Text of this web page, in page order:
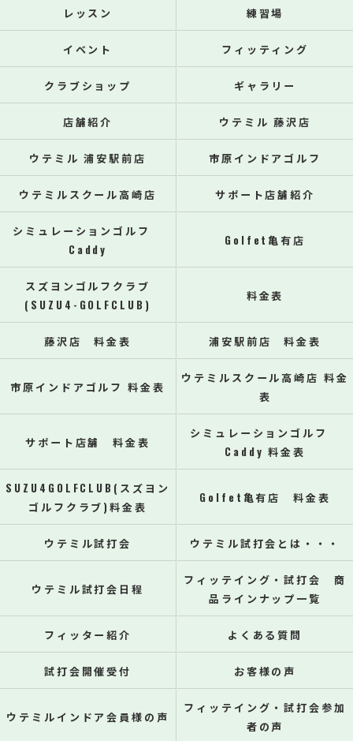
レッスン 練習場
イベント フィッティング
クラブショップ ギャラリー
店舗紹介 ウテミル 藤沢店
ウテミル 浦安駅前店 市原インドアゴルフ
ウテミルスクール高崎店 サポート店舗紹介
シミュレーションゴルフ
Caddy
Golfet亀有店
スズヨンゴルフクラブ
(SUZU4-GOLFCLUB)
料金表
藤沢店 料金表 浦安駅前店 料金表
市原インドアゴルフ 料金表
ウテミルスクール高崎店 料金
表
サポート店舗 料金表
シミュレーションゴルフ
Caddy 料金表
SUZU4GOLFCLUB(スズヨン
ゴルフクラブ)料金表
Golfet亀有店 料金表
ウテミル試打会 ウテミル試打会とは・・・
ウテミル試打会日程
フィッテイング・試打会 商
品ラインナップ一覧
フィッター紹介 よくある質問
試打会開催受付 お客様の声
ウテミルインドア会員様の声
フィッテイング・試打会参加
者の声